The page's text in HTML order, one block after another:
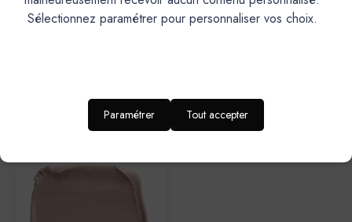
Mercadier
276,20€
Mercadier
488,30€
Sélectionnez paramétrer pour personnaliser vos choix.
Paramétrer Tout accepter